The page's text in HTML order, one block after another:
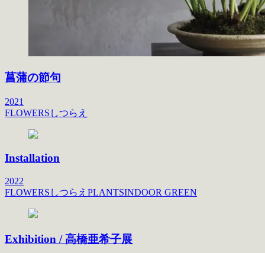
菖蒲の節句
2021
FLOWERS しつらえ
Installation
2022
FLOWERS しつらえ PLANTSINDOOR GREEN
Exhibition / 高橋亜希子展